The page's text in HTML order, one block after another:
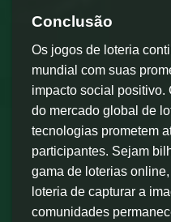
Conclusão
Os jogos de loteria
mundial com suas
impacto social positivo.
do mercado global de
tecnologias prometem
participantes. Sejam
gama de loterias
loteria de capturar a
comunidades